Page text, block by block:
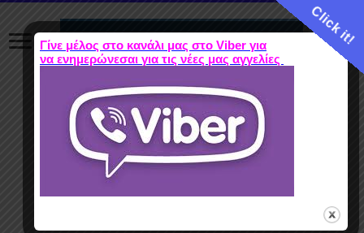
Click it!
Γίνε μέλος στο κανάλι μας στο Viber για
να ενημερώνεσαι για τις νέες μας αγγελίες